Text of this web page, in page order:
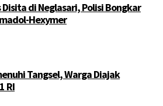
di Neglasari, Polisi Bongkar
Hexymer
Tangsel, Warga Diajak
RI